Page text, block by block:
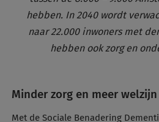
hebben. In 2040 wordt
naar 22.000 inwoners met
hebben ook zorg en
Minder zorg en meer welzijn
Met de Sociale Benadering